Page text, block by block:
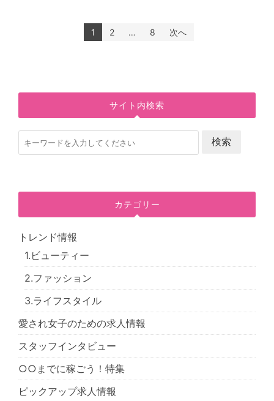
1 2 … 8 次へ
サイト内検索
カテゴリー
トレンド情報
1.ビューティー
2.ファッション
3.ライフスタイル
愛され女子のための求人情報
スタッフインタビュー
○○までに稼ごう！特集
ピックアップ求人情報